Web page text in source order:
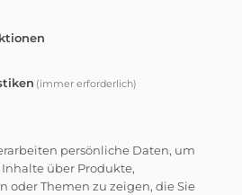
(immer erforderlich)
persönliche Daten, um
über Produkte,
oder Themen zu zeigen, die Sie